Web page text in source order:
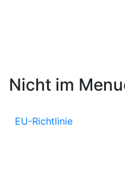
Nicht im
EU-Richtlinie